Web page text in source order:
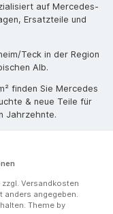
auf Mercedes-
Ersatzteile und
Teck in der Region
Alb.
finden Sie Mercedes
& neue Teile für
Jahrzehnte.
Versandkosten
anders angegeben.
Theme by